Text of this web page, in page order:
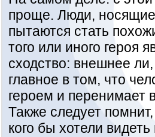
проще. Люди,
пытаются стать
того или иного героя
сходство: внешнее
главное в том, что
героем и перенимает
Также следует
кого бы хотели